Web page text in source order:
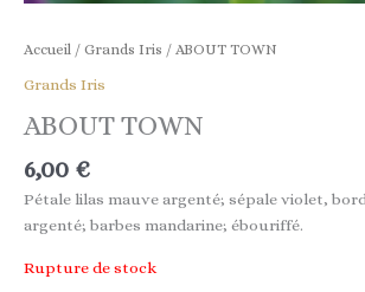
Accueil / Grands Iris / ABOUT TOWN
Grands Iris
ABOUT TOWN
6,00 €
Pétale lilas mauve argenté; sépale violet,
argenté; barbes mandarine; ébouriffé.
Rupture de stock